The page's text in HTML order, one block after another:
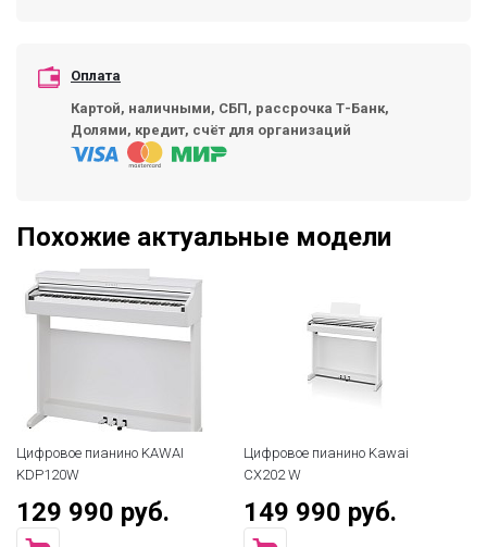
Оплата
Картой, наличными, СБП, рассрочка Т-Банк,
Долями, кредит, счёт для организаций
Похожие актуальные модели
Цифровое пианино KAWAI
KDP120W
129 990 руб.
Цифровое пианино Kawai
CX202 W
149 990 руб.